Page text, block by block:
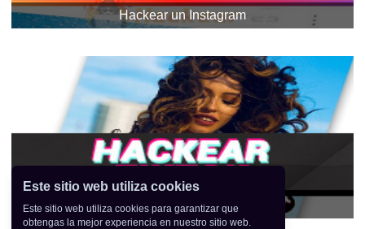
Hackear un Instagram
Hackear un Tiktok
Este sitio web utiliza cookies
Este sitio web utiliza cookies para garantizar que
obtengas la mejor experiencia en nuestro sitio web.